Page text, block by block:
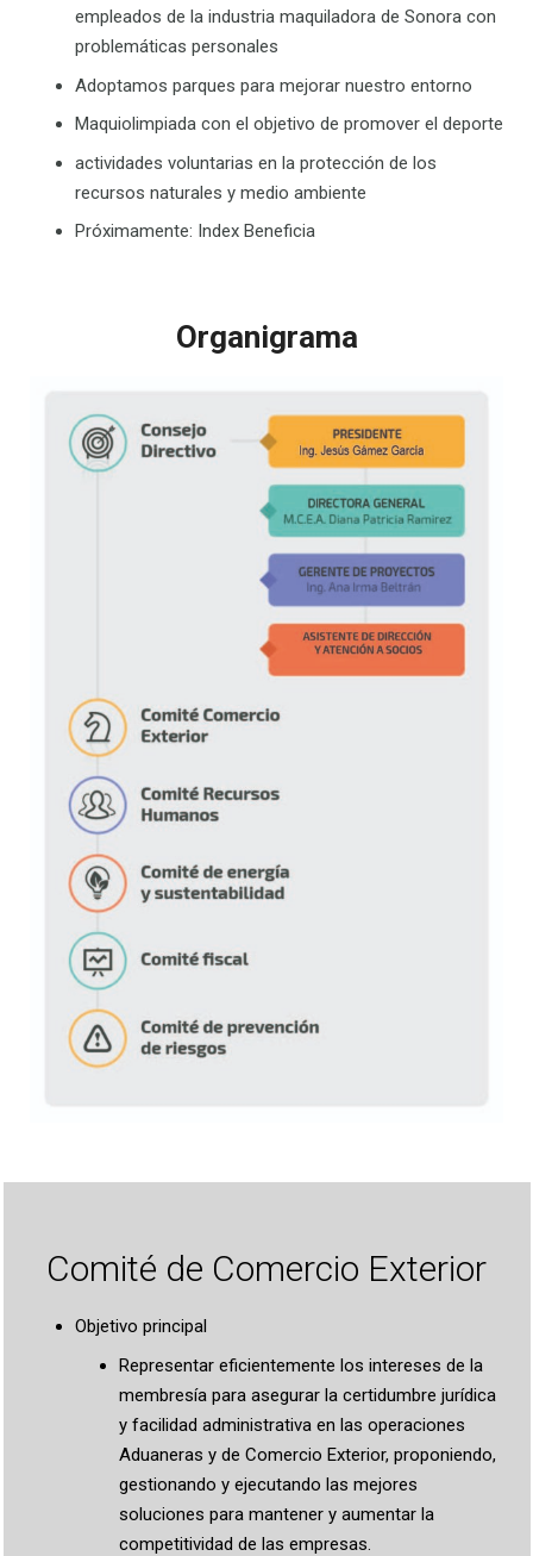
empleados de la industria maquiladora de Sonora con
problemáticas personales
Adoptamos parques para mejorar nuestro entorno
Maquiolimpiada con el objetivo de promover el deporte
actividades voluntarias en la protección de los
recursos naturales y medio ambiente
Próximamente: Index Beneficia
Organigrama
Comité de Comercio Exterior
Objetivo principal
Representar eficientemente los intereses de la
membresía para asegurar la certidumbre jurídica
y facilidad administrativa en las operaciones
Aduaneras y de Comercio Exterior, proponiendo,
gestionando y ejecutando las mejores
soluciones para mantener y aumentar la
competitividad de las empresas.